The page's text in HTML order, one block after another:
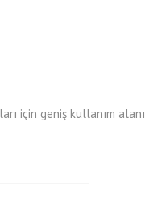
için geniş kullanım alanı